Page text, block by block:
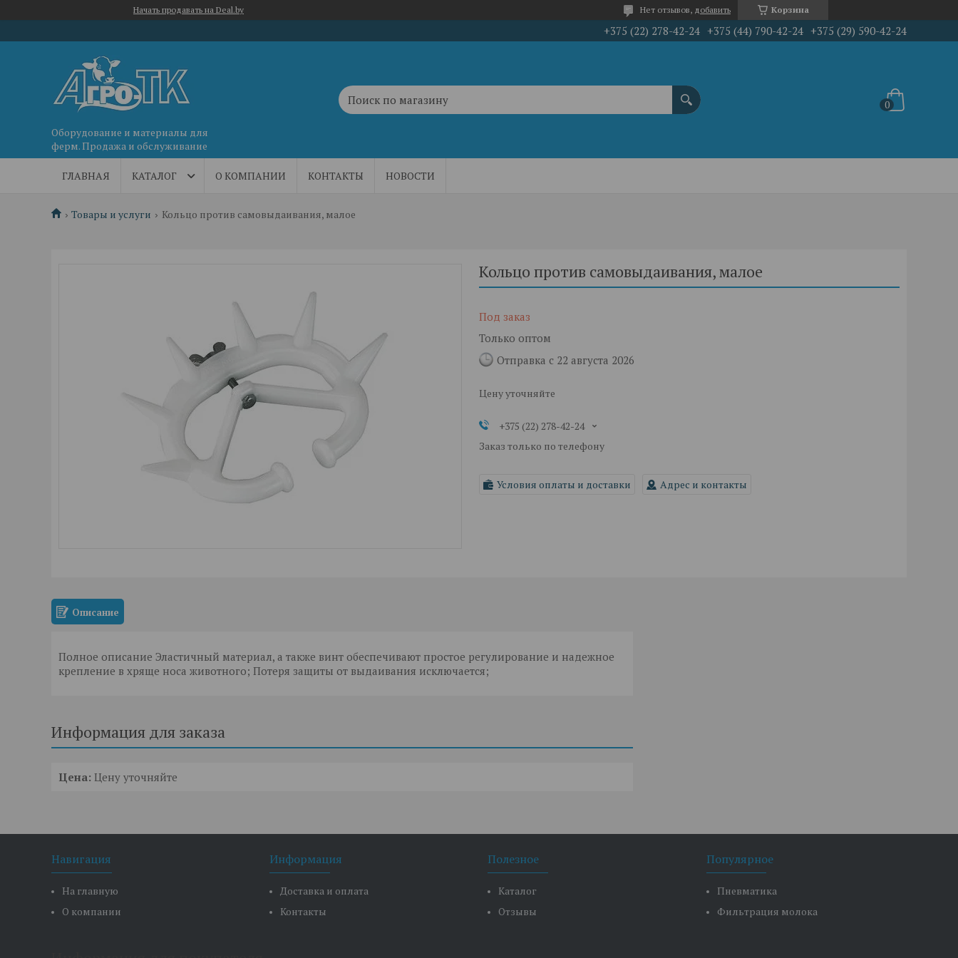
Начать продавать на Deal.by Корзина
Нет отзывов, добавить
+375 (22) 278-42-24 +375 (44) 790-42-24 +375 (29) 590-42-24
Оборудование и материалы для
ферм. Продажа и обслуживание
ГЛАВНАЯ КАТАЛОГ О КОМПАНИИ КОНТАКТЫ НОВОСТИ
Товары и услуги Кольцо против самовыдаивания, малое
Кольцо против самовыдаивания, малое
Под заказ
Только оптом
Отправка с 22 августа 2026
Цену уточняйте
+375 (22) 278-42-24
Заказ только по телефону
Условия оплаты и доставки Адрес и контакты
Описание
Полное описание Эластичный материал, а также винт обеспечивают простое регулирование и надежное
крепление в хряще носа животного; Потеря защиты от выдаивания исключается;
Информация для заказа
Цена: Цену уточняйте
Навигация
На главную
О компании
Информация
Доставка и оплата
Контакты
Полезное
Каталог
Отзывы
Популярное
Пневматика
Фильтрация молока